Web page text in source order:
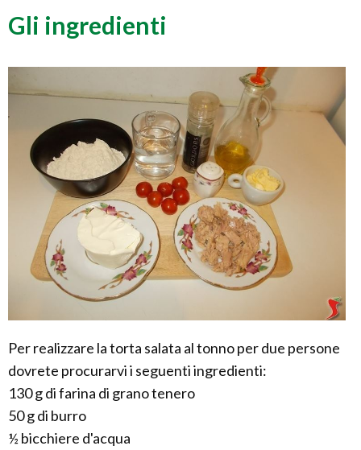
Gli ingredienti
Per realizzare la torta salata al tonno per due persone
dovrete procurarvi i seguenti ingredienti:
130 g di farina di grano tenero
50 g di burro
½ bicchiere d'acqua